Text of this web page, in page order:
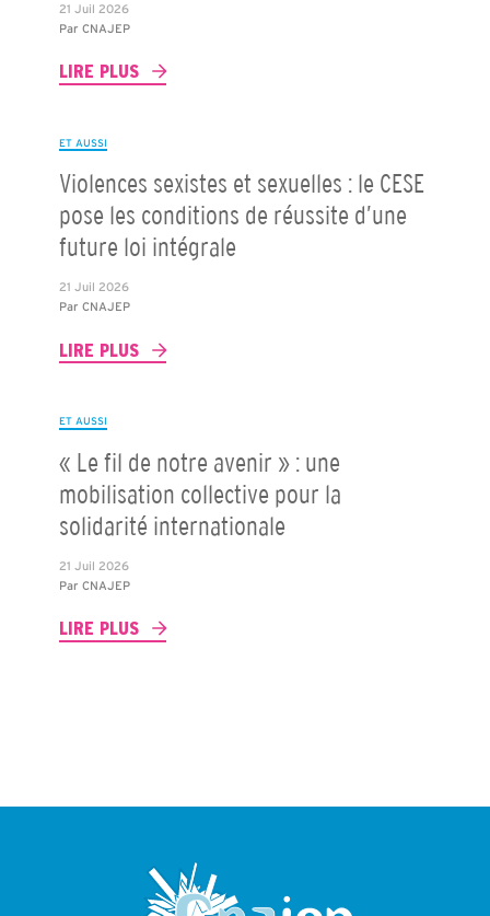
21 Juil 2026
Par CNAJEP
LIRE PLUS
ET AUSSI
Violences sexistes et sexuelles : le CESE
pose les conditions de réussite d’une
future loi intégrale
21 Juil 2026
Par CNAJEP
LIRE PLUS
ET AUSSI
« Le fil de notre avenir » : une
mobilisation collective pour la
solidarité internationale
21 Juil 2026
Par CNAJEP
LIRE PLUS